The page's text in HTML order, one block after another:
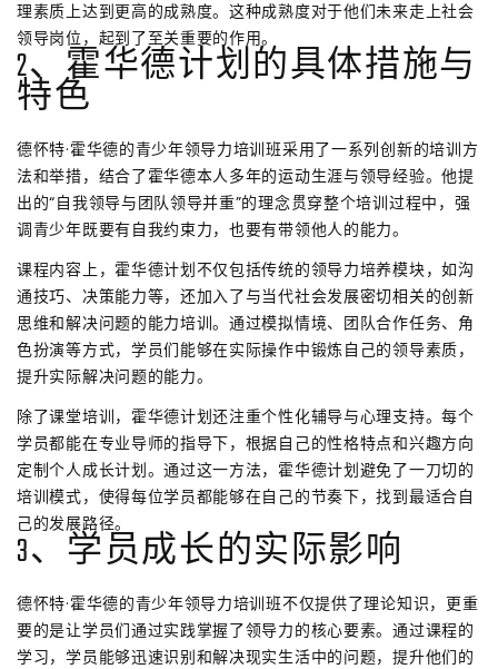
理素质上达到更高的成熟度。这种成熟度对于他们未来走上社会
领导岗位，起到了至关重要的作用。
2、霍华德计划的具体措施与
特色
德怀特·霍华德的青少年领导力培训班采用了一系列创新的培训方
法和举措，结合了霍华德本人多年的运动生涯与领导经验。他提
出的“自我领导与团队领导并重”的理念贯穿整个培训过程中，强
调青少年既要有自我约束力，也要有带领他人的能力。
课程内容上，霍华德计划不仅包括传统的领导力培养模块，如沟
通技巧、决策能力等，还加入了与当代社会发展密切相关的创新
思维和解决问题的能力培训。通过模拟情境、团队合作任务、角
色扮演等方式，学员们能够在实际操作中锻炼自己的领导素质，
提升实际解决问题的能力。
除了课堂培训，霍华德计划还注重个性化辅导与心理支持。每个
学员都能在专业导师的指导下，根据自己的性格特点和兴趣方向
定制个人成长计划。通过这一方法，霍华德计划避免了一刀切的
培训模式，使得每位学员都能够在自己的节奏下，找到最适合自
己的发展路径。
3、学员成长的实际影响
德怀特·霍华德的青少年领导力培训班不仅提供了理论知识，更重
要的是让学员们通过实践掌握了领导力的核心要素。通过课程的
学习，学员能够迅速识别和解决现实生活中的问题，提升他们的